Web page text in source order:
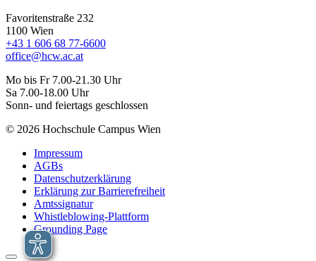
Favoritenstraße 232
1100 Wien
+43 1 606 68 77-6600
office@hcw.ac.at
Mo bis Fr 7.00-21.30 Uhr
Sa 7.00-18.00 Uhr
Sonn- und feiertags geschlossen
© 2026 Hochschule Campus Wien
Impressum
AGBs
Datenschutzerklärung
Erklärung zur Barrierefreiheit
Amtssignatur
Whistleblowing-Plattform
Grounding Page